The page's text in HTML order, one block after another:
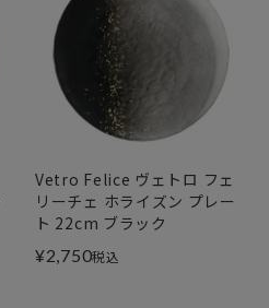
Vetro Felice ヴェトロ フェ
リーチェ ホライズン プレー
ト 22cm ブラック
¥2,750税込